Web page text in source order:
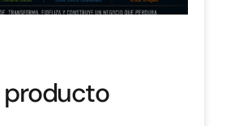
producto